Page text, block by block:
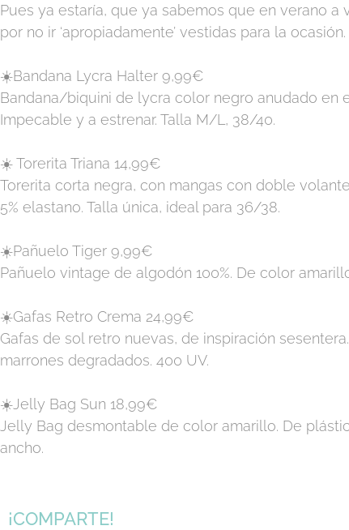
Pues ya estaría, que ya sabemos que en verano
por no ir ‘apropiadamente’ vestidas para la
☀️Bandana Lycra Halter 9,99€
Bandana/biquini de lycra color negro anudado en
Impecable y a estrenar. Talla M/L, 38/40.
☀️ Torerita Triana 14,99€
Torerita corta negra, con mangas con doble
5% elastano. Talla única, ideal para 36/38.
☀️Pañuelo Tiger 9,99€
Pañuelo vintage de algodón 100%. De color
☀️Gafas Retro Crema 24,99€
Gafas de sol retro nuevas, de inspiración
marrones degradados. 400 UV.
☀️Jelly Bag Sun 18,99€
Jelly Bag desmontable de color amarillo. De
ancho.
¡COMPARTE!